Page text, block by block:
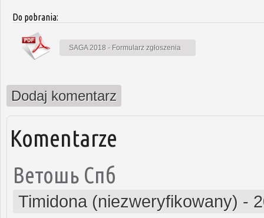
Do pobrania:
SAGA 2018 - Formularz zgłoszenia
Dodaj komentarz
Komentarze
Ветошь Спб
Timidona (niezweryfikowany) -